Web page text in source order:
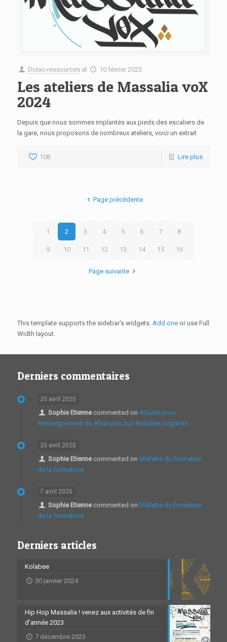
Didac-ressources at 10 février 2023
Les ateliers de Massalia voX
2024
Depuis que nous sommes implantés aux pieds des escaliers de
la gare, nous proposons de nombreux ateliers, voici un extrait
108 Lire plus
Page précédente
1 2 3 4 5 6 7 8
9 10 11 12 13 14 15 16
Page suivante
This template supports the sidebar's widgets. Add oneor use Full
Width layout.
Derniers commentaires
20 avril 2020
Sophie Etiennecommented on #Guide pour
#enseignement du #français aux #adultes migrants
20 avril 2020
Sophie Etiennecommented on Mallette du formateur
de la formatrice
7 avril 2020
Sophie Etiennecommented on Mallette du formateur
de la formatrice
Derniers articles
Kolabee
30 janvier 2024
Hip Hop Massalia ! venez aux activités de fin
d’année 2023
7 décembre 2023